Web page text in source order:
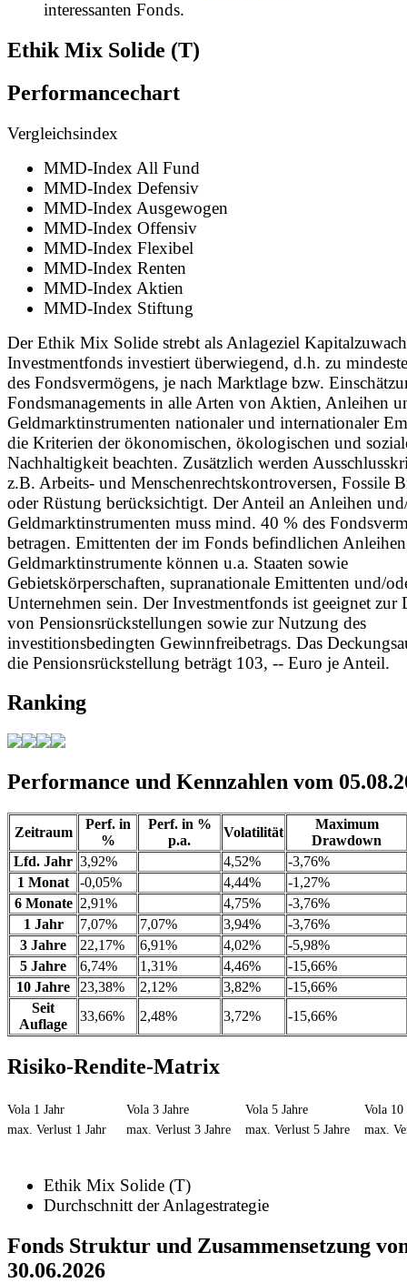
interessanten Fonds.
Ethik Mix Solide (T)
Performancechart
Vergleichsindex
MMD-Index All Fund
MMD-Index Defensiv
MMD-Index Ausgewogen
MMD-Index Offensiv
MMD-Index Flexibel
MMD-Index Renten
MMD-Index Aktien
MMD-Index Stiftung
Der Ethik Mix Solide strebt als Anlageziel
Investmentfonds investiert überwiegend, d.h. zu
des Fondsvermögens, je nach Marktlage bzw.
Fondsmanagements in alle Arten von Aktien, Anleihen
Geldmarktinstrumenten nationaler und internationaler
die Kriterien der ökonomischen, ökologischen und
Nachhaltigkeit beachten. Zusätzlich werden
z.B. Arbeits- und Menschenrechtskontroversen, Fossile
oder Rüstung berücksichtigt. Der Anteil an Anleihen
Geldmarktinstrumenten muss mind. 40 % des
betragen. Emittenten der im Fonds befindlichen
Geldmarktinstrumente können u.a. Staaten sowie
Gebietskörperschaften, supranationale Emittenten und/
Unternehmen sein. Der Investmentfonds ist geeignet zur
von Pensionsrückstellungen sowie zur Nutzung des
investitionsbedingten Gewinnfreibetrags. Das
die Pensionsrückstellung beträgt 103, -- Euro je Anteil.
Ranking
Performance und Kennzahlen vom
Zeitraum
Perf. in
%
Perf. in %
p.a.
Volatilität
Maximum
Drawdown
Lfd. Jahr 3,92% 4,52%
-3,76%
1 Monat
-0,05% 4,44%
-1,27%
6 Monate 2,91% 4,75%
-3,76%
1 Jahr
7,07% 7,07% 3,94%
-3,76%
3 Jahre
22,17% 6,91% 4,02%
-5,98%
5 Jahre
6,74% 1,31% 4,46%
-15,66%
10 Jahre
23,38% 2,12% 3,82%
-15,66%
Seit
Auflage
33,66% 2,48% 3,72% -15,66%
Risiko-Rendite-Matrix
Vola 1 Jahr Vola 3 Jahre Vola 5 Jahre
Vola 10
max. Verlust 1 Jahr
max. Verlust 3 Jahre max. Verlust 5 Jahre max.
Ethik Mix Solide (T)
Durchschnitt der Anlagestrategie
Fonds Struktur und Zusammensetzung
30.06.2026